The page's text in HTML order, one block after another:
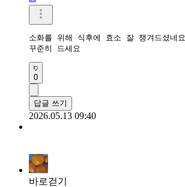
소화를 위해 식후에 효소 잘 챙겨드셨네요
꾸준히 드세요
0
답글 쓰기
2026.05.13 09:40
바로걷기